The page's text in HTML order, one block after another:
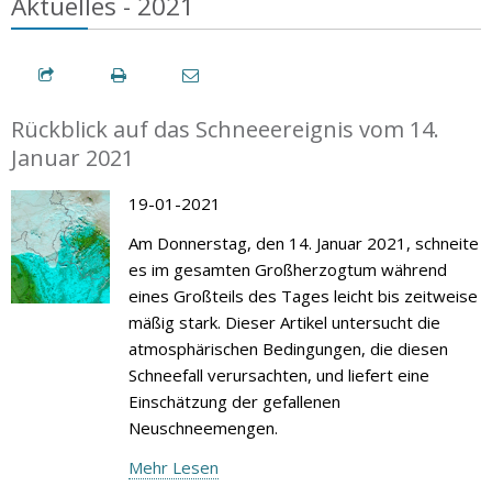
Rückblick auf das Schneeereignis vom 14.
Januar 2021
19-01-2021
Am Donnerstag, den 14. Januar 2021, schneite
es im gesamten Großherzogtum während
eines Großteils des Tages leicht bis zeitweise
mäßig stark. Dieser Artikel untersucht die
atmosphärischen Bedingungen, die diesen
Schneefall verursachten, und liefert eine
Einschätzung der gefallenen
Neuschneemengen.
Mehr Lesen